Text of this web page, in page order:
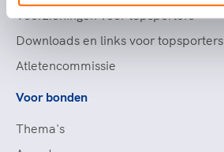
Voorzieningen voor topsporters
Downloads en links voor topsporters
Atletencommissie
Voor bonden
Thema's